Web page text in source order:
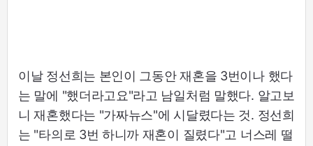
이날 정선희는 본인이 그동안 재혼을 3번이나 했다
는 말에 "했더라고요"라고 남일처럼 말했다. 알고보
니 재혼했다는 "가짜뉴스"에 시달렸다는 것. 정선희
는 "타의로 3번 하니까 재혼이 질렸다"고 너스레 떨